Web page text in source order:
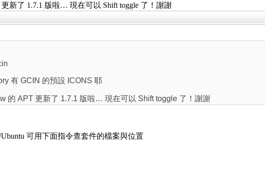
新了 1.7.1 版啦… 現在可以 Shift toggle 了！謝謝
有 GCIN 的預設 ICONS 耶
的 APT 更新了 1.7.1 版啦… 現在可以 Shift toggle 了！謝謝
可用下面指令查套件的檔案與位置